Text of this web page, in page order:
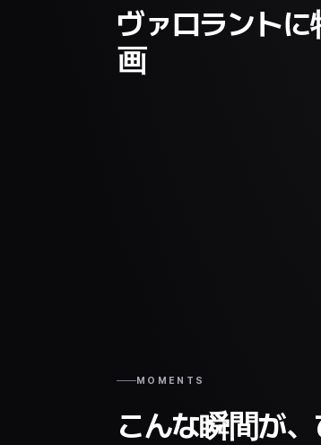
ヴァロラント
画
MOMENTS
こんな瞬間が